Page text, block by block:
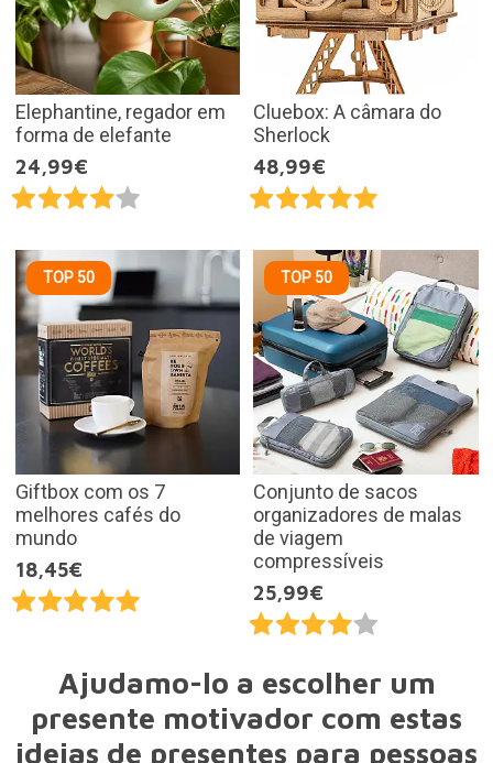
Elephantine, regador em
forma de elefante
24,99€
Cluebox: A câmara do
Sherlock
48,99€
TOP 50
Giftbox com os 7
melhores cafés do
mundo
18,45€
TOP 50
Conjunto de sacos
organizadores de malas
de viagem
compressíveis
25,99€
Ajudamo-lo a escolher um
presente motivador com estas
ideias de presentes para pessoas